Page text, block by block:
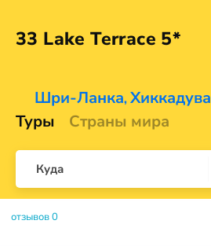
33 LakeTerrace 5*
Шри-Ланка, Хиккадува
Туры Страны мира
Куда
отзывов 0